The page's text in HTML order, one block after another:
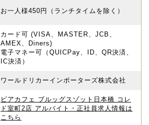
お一人様450円（ランチタイムを除く）
カード可 (VISA、MASTER、JCB、
AMEX、Diners)
電子マネー可（QUICPay、ID、QR決済、
IC決済）
ワールドリカーインポーターズ株式会社
ビアカフェ ブルッグスゾット日本橋 コレ
ド室町2店 アルバイト・正社員求人情報は
こちら